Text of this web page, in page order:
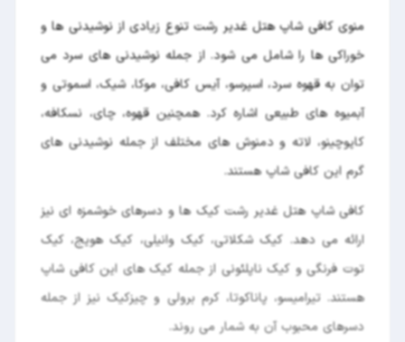
منوی کافی شاپ هتل غدیر رشت تنوع زیادی از نوشیدنی ها و
خوراکی ها را شامل می شود. از جمله نوشیدنی های سرد می
توان به قهوه سرد، اسپرسو، آیس کافی، موکا، شیک، اسموتی و
آبمیوه های طبیعی اشاره کرد. همچنین قهوه، چای، نسکافه،
کاپوچینو، لاته و دمنوش های مختلف از جمله نوشیدنی های
گرم این کافی شاپ هستند.
کافی شاپ هتل غدیر رشت کیک ها و دسرهای خوشمزه ای نیز
ارائه می دهد. کیک شکلاتی، کیک وانیلی، کیک هویج، کیک
توت فرنگی و کیک ناپلئونی از جمله کیک های این کافی شاپ
هستند. تیرامیسو، پاناکوتا، کرم برولی و چیزکیک نیز از جمله
دسرهای محبوب آن به شمار می روند.